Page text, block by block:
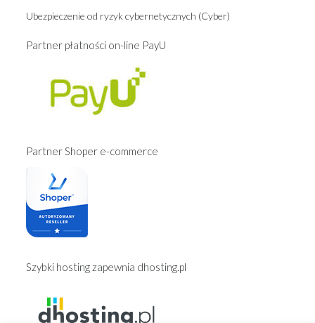
Ubezpieczenie od ryzyk cybernetycznych (Cyber)
Partner płatności on-line PayU
Partner Shoper e-commerce
Szybki hosting zapewnia dhosting.pl